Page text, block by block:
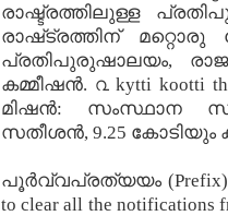
രാഷ്ട്രത്തിലുള്ള
രാഷ്‌ട്രത്തിന്‌
പ്രതിപുരുഷാലയം,
കമ്മീഷന്‍. ൨ kytti
മിഷൻ: സംസ്ഥാന
സതീശൻ, 9.25 കോടിയും
പൂർവ്വപ്രത്യയം (Prefix)
to clear all the